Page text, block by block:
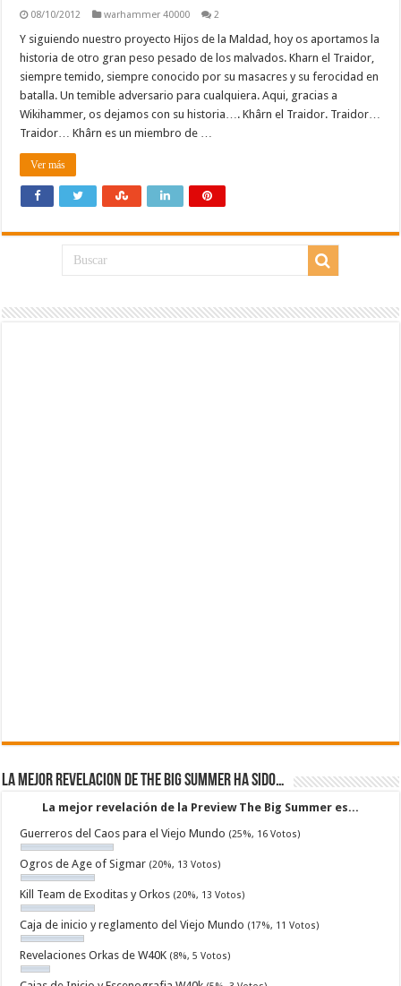
08/10/2012 warhammer 40000 2
Y siguiendo nuestro proyecto Hijos de la Maldad, hoy os aportamos la
historia de otro gran peso pesado de los malvados. Kharn el Traidor,
siempre temido, siempre conocido por su masacres y su ferocidad en
batalla. Un temible adversario para cualquiera. Aqui, gracias a
Wikihammer, os dejamos con su historia…. Khârn el Traidor. Traidor…
Traidor… Khârn es un miembro de …
Ver más
La mejor revelacion de The Big Summer ha sido…
La mejor revelación de la Preview The Big Summer es...
Guerreros del Caos para el Viejo Mundo (25%, 16 Votos)
Ogros de Age of Sigmar (20%, 13 Votos)
Kill Team de Exoditas y Orkos (20%, 13 Votos)
Caja de inicio y reglamento del Viejo Mundo (17%, 11 Votos)
Revelaciones Orkas de W40K (8%, 5 Votos)